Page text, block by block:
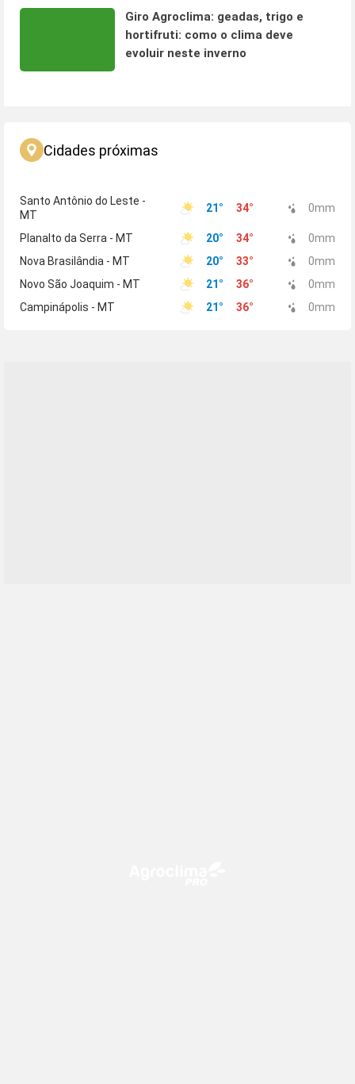
Giro Agroclima: geadas, trigo e
hortifruti: como o clima deve
evoluir neste inverno
Cidades próximas
Santo Antônio do Leste -
MT
21° 34° 0mm
Planalto da Serra - MT 20° 34° 0mm
Nova Brasilândia - MT
20° 33° 0mm
Novo São Joaquim - MT
21° 36° 0mm
Campinápolis - MT
21° 36° 0mm